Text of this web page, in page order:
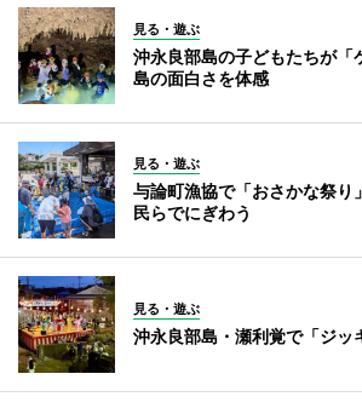
見る・遊ぶ
沖永良部島の子どもたちが
島の面白さを体感
見る・遊ぶ
与論町漁協で「おさかな祭り
民らでにぎわう
見る・遊ぶ
沖永良部島・瀬利覚で「ジッ